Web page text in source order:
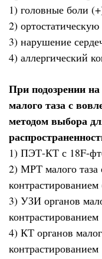
1) головные боли
2)
3) нарушение
4) аллергический
При подозрении
малого таза с
методом выбора
1) ПЭТ-КТ с 18F-
2) МРТ малого
3) УЗИ органов
контрастированием
4) КТ органов
контрастированием